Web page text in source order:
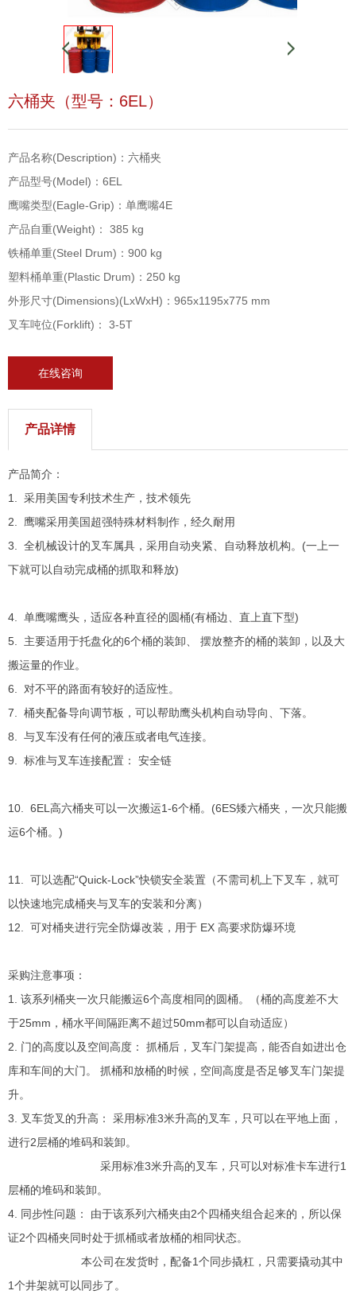
六桶夹（型号：6EL）
产品名称(Description)：六桶夹
产品型号(Model)：6EL
鹰嘴类型(Eagle-Grip)：单鹰嘴4E
产品自重(Weight)： 385 kg
铁桶单重(Steel Drum)：900 kg
塑料桶单重(Plastic Drum)：250 kg
外形尺寸(Dimensions)(LxWxH)：965x1195x775 mm
叉车吨位(Forklift)： 3-5T
在线咨询
产品详情
产品简介：
1. 采用美国专利技术生产，技术领先
2. 鹰嘴采用美国超强特殊材料制作，经久耐用
3. 全机械设计的叉车属具，采用自动夹紧、自动释放机构。(一上一
下就可以自动完成桶的抓取和释放)
4. 单鹰嘴鹰头，适应各种直径的圆桶(有桶边、直上直下型)
5. 主要适用于托盘化的6个桶的装卸、 摆放整齐的桶的装卸，以及大
搬运量的作业。
6. 对不平的路面有较好的适应性。
7. 桶夹配备导向调节板，可以帮助鹰头机构自动导向、下落。
8. 与叉车没有任何的液压或者电气连接。
9. 标准与叉车连接配置： 安全链
10. 6EL高六桶夹可以一次搬运1-6个桶。(6ES矮六桶夹，一次只能搬
运6个桶。)
11. 可以选配“Quick-Lock”快锁安全装置（不需司机上下叉车，就可
以快速地完成桶夹与叉车的安装和分离）
12. 可对桶夹进行完全防爆改装，用于 EX 高要求防爆环境
采购注意事项：
1. 该系列桶夹一次只能搬运6个高度相同的圆桶。（桶的高度差不大
于25mm，桶水平间隔距离不超过50mm都可以自动适应）
2. 门的高度以及空间高度： 抓桶后，叉车门架提高，能否自如进出仓
库和车间的大门。 抓桶和放桶的时候，空间高度是否足够叉车门架提
升。
3. 叉车货叉的升高： 采用标准3米升高的叉车，只可以在平地上面，
进行2层桶的堆码和装卸。
采用标准3米升高的叉车，只可以对标准卡车进行1
层桶的堆码和装卸。
4. 同步性问题： 由于该系列六桶夹由2个四桶夹组合起来的，所以保
证2个四桶夹同时处于抓桶或者放桶的相同状态。
本公司在发货时，配备1个同步撬杠，只需要撬动其中
1个井架就可以同步了。